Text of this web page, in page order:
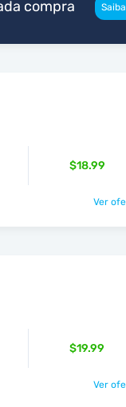
compra
$18.99
Ver
$19.99
Ver